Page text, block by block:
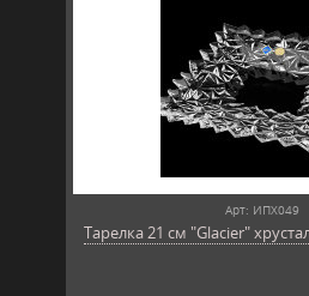
Арт: ИПХ049
Тарелка 21 см "Glacier"